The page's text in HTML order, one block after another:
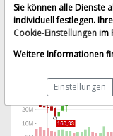
Sie können alle Dienste
individuell festlegen.
Cookie-Einstellungenim
Weitere Informationen
Einstellungen